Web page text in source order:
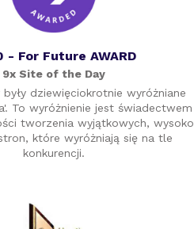
- For Future AWARD
9x Site of the Day
były dziewięciokrotnie wyróżniane
To wyróżnienie jest świadectwem
tworzenia wyjątkowych, wysoko
które wyróżniają się na tle
konkurencji.